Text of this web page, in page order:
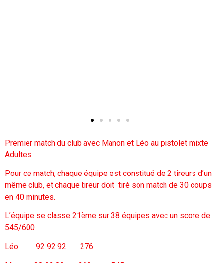
Premier match du club avec Manon et Léo au pistolet mixte
Adultes.
Pour ce match, chaque équipe est constitué de 2 tireurs d’un
même club, et chaque tireur doit tiré son match de 30 coups
en 40 minutes.
L’équipe se classe 21ème sur 38 équipes avec un score de
545/600
Léo 92 92 92 276